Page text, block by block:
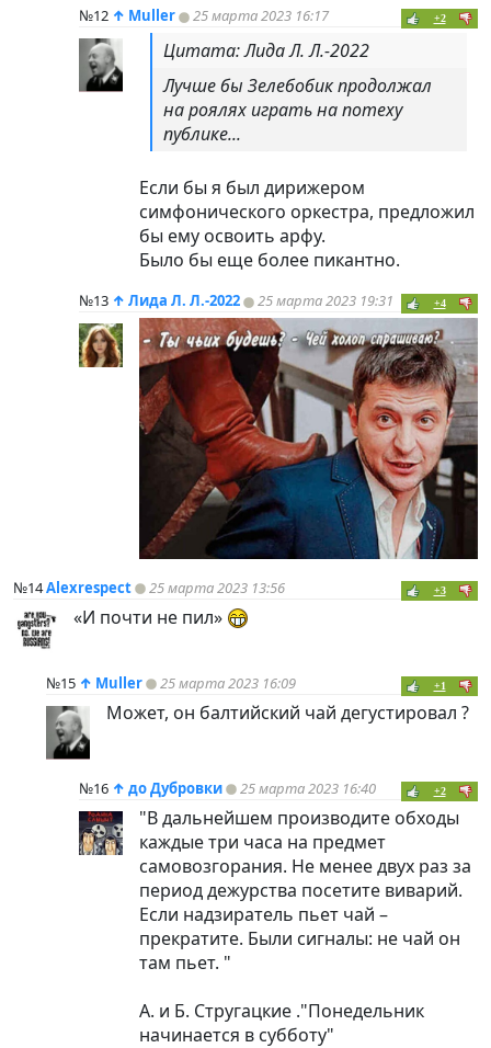
№12 ↑ Muller 25 марта 2023 16:17 +2
Цитата: Лида Л. Л.-2022
Лучше бы Зелебобик продолжал
на роялях играть на потеху
публике...
Если бы я был дирижером
симфонического оркестра, предложил
бы ему освоить арфу.
Было бы еще более пикантно.
№13 ↑ Лида Л. Л.-2022 25 марта 2023 19:31 +4
№14Alexrespect 25 марта 2023 13:56 +3
«И почти не пил»
№15 ↑ Muller 25 марта 2023 16:09 +1
Может, он балтийский чай дегустировал ?
№16 ↑ до Дубровки 25 марта 2023 16:40 +2
"В дальнейшем производите обходы
каждые три часа на предмет
самовозгорания. Не менее двух раз за
период дежурства посетите виварий.
Если надзиратель пьет чай –
прекратите. Были сигналы: не чай он
там пьет. "
А. и Б. Стругацкие ."Понедельник
начинается в субботу"